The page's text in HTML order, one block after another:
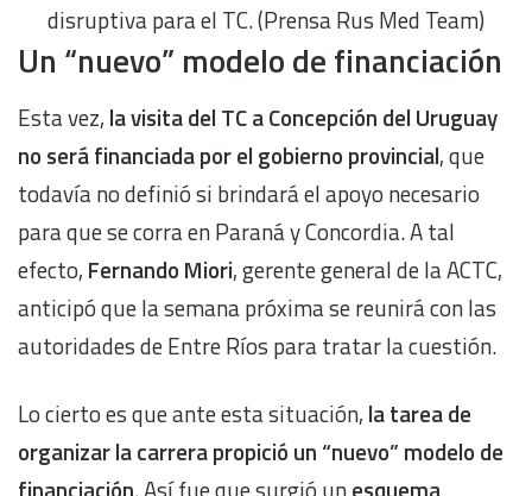
disruptiva para el TC. (Prensa Rus Med Team)
Un “nuevo” modelo de financiación
Esta vez, la visita del TC a Concepción del Uruguay
no será financiada por el gobierno provincial, que
todavía no definió si brindará el apoyo necesario
para que se corra en Paraná y Concordia. A tal
efecto, Fernando Miori, gerente general de la ACTC,
anticipó que la semana próxima se reunirá con las
autoridades de Entre Ríos para tratar la cuestión.
Lo cierto es que ante esta situación, la tarea de
organizar la carrera propició un “nuevo” modelo de